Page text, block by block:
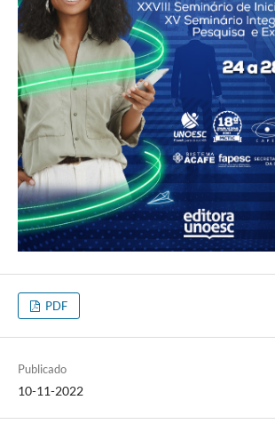
PDF
Publicado
10-11-2022